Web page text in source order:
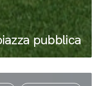
pubblica